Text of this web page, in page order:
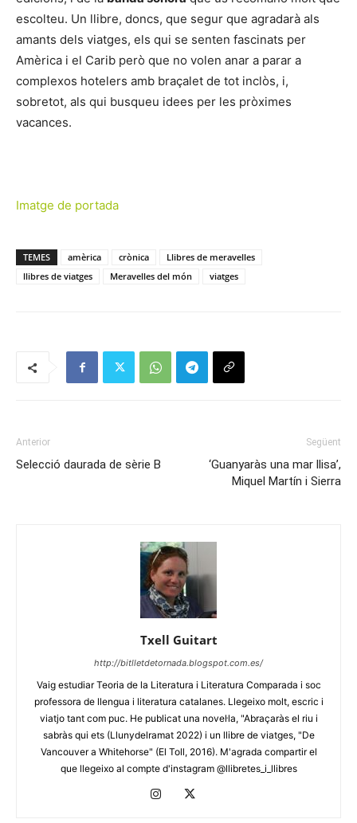
escolteu. Un llibre, doncs, que segur que agradarà als
amants dels viatges, els qui se senten fascinats per
Amèrica i el Carib però que no volen anar a parar a
complexos hotelers amb braçalet de tot inclòs, i,
sobretot, als qui busqueu idees per les pròximes
vacances.
Imatge de portada
TEMES amèrica crònica
Llibres de meravelles
llibres de viatges
Meravelles del món viatges
Anterior
Selecció daurada de sèrie B
Següent
‘Guanyaràs una mar llisa’,
Miquel Martín i Sierra
Txell Guitart
http://bitlletdetornada.blogspot.com.es/
Vaig estudiar Teoria de la Literatura i Literatura Comparada i soc
professora de llengua i literatura catalanes. Llegeixo molt, escric i
viatjo tant com puc. He publicat una novel·la, "Abraçaràs el riu i
sabràs qui ets (Llunydelramat 2022) i un llibre de viatges, "De
Vancouver a Whitehorse" (El Toll, 2016). M'agrada compartir el
que llegeixo al compte d'instagram @llibretes_i_llibres